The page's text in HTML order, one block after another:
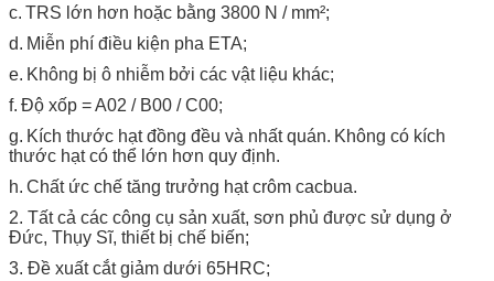
c. TRS lớn hơn hoặc bằng 3800 N / mm²;
d. Miễn phí điều kiện pha ETA;
e. Không bị ô nhiễm bởi các vật liệu khác;
f. Độ xốp = A02 / B00 / C00;
g. Kích thước hạt đồng đều và nhất quán. Không có kích
thước hạt có thể lớn hơn quy định.
h. Chất ức chế tăng trưởng hạt crôm cacbua.
2. Tất cả các công cụ sản xuất, sơn phủ được sử dụng ở
Đức, Thụy Sĩ, thiết bị chế biến;
3. Đề xuất cắt giảm dưới 65HRC;